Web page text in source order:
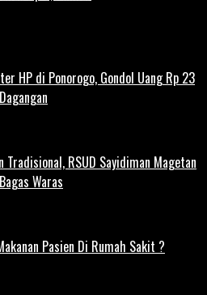
HP di Ponorogo, Gondol Uang Rp 23
Tradisional, RSUD Sayidiman Magetan
Waras
Pasien Di Rumah Sakit ?